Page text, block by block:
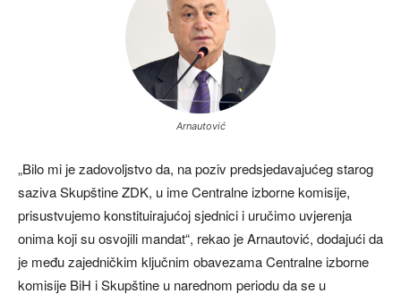
Arnautović
„Bilo mi je zadovoljstvo da, na poziv predsjedavajućeg starog
saziva Skupštine ZDK, u ime Centralne izborne komisije,
prisustvujemo konstituirajućoj sjednici i uručimo uvjerenja
onima koji su osvojili mandat“, rekao je Arnautović, dodajući da
je među zajedničkim ključnim obavezama Centralne izborne
komisije BiH i Skupštine u narednom periodu da se u